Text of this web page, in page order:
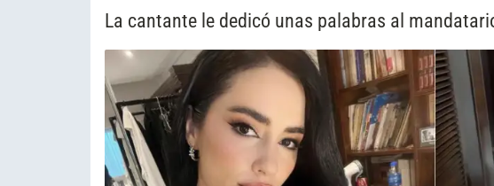
La cantante le dedicó unas palabras al